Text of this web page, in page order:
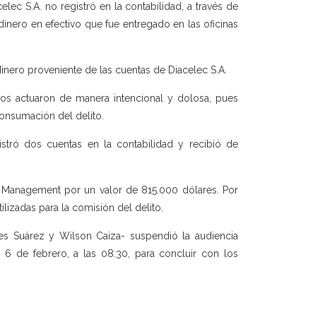
S.A. no registró en la contabilidad, a través de
en efectivo que fue entregado en las oficinas
proveniente de las cuentas de Diacelec S.A.
actuaron de manera intencional y dolosa, pues
del delito.
dos cuentas en la contabilidad y recibió de
por un valor de 815.000 dólares. Por
para la comisión del delito.
Suárez y Wilson Caiza- suspendió la audiencia
6 de febrero, a las 08:30, para concluir con los